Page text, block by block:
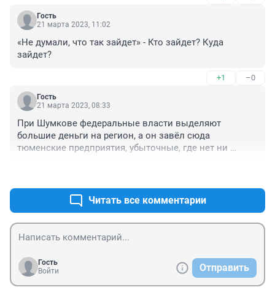
преобразился, появляются стадионы ,школы,
больницы, озеленение.... Вот еще бы проезд для
транспорте, как в Тюмени....будем ждать )Прочитала
предыдущий комментарий, не согласна!!! Голосовать
Гость
21 марта 2023, 11:02
«Не думали, что так зайдет» - Кто зайдет? Куда
зайдет?
+1 –0
Гость
21 марта 2023, 08:33
При Шумкове федеральные власти выделяют
большие деньги на регион, а он завёл сюда
тюменские предприятия, убыточные, где нет ни
ещё были прогрессивные дела, а сейчас при
Ситниковой один развал кругом.
Читать все комментарии
Гость
Войти
Отправить